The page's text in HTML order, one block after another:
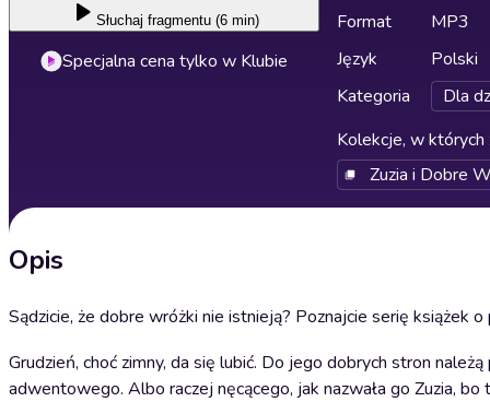
Słuchaj fragmentu (6 min)
Specjalna cena tylko w Klubie
Format
MP3
Język
Polski
Kategoria
Dla
Kolekcje, w
Zuzia i Dobre
Opis
Sądzicie, że dobre wróżki nie istnieją? Poznajcie serię książek
Grudzień, choć zimny, da się lubić. Do jego dobrych stron
adwentowego. Albo raczej nęcącego, jak nazwała go Zuzia, bo